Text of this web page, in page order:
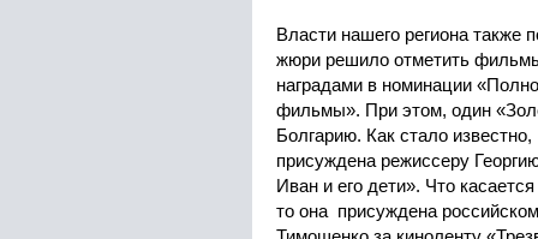
Власти нашего региона также
жюри решило отметить
наградами в номинации
фильмы». При этом, один
Болгарию. Как стало
присуждена режиссеру
Иван и его дети». Что
то она присуждена